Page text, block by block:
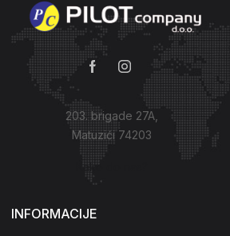
203. brigade 27A,
Matuzići 74203
Kako do nas?
INFORMACIJE